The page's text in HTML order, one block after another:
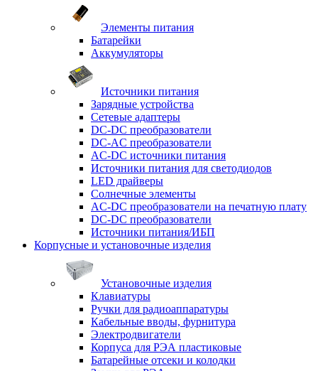
Элементы питания
Батарейки
Аккумуляторы
Источники питания
Зарядные устройства
Сетевые адаптеры
DC-DC преобразователи
DC-AC преобразователи
AC-DC источники питания
Источники питания для светодиодов
LED драйверы
Солнечные элементы
AC-DC преобразователи на печатную плату
DC-DC преобразователи
Источники питания/ИБП
Корпусные и установочные изделия
Установочные изделия
Клавиатуры
Ручки для радиоаппаратуры
Кабельные вводы, фурнитура
Электродвигатели
Корпуса для РЭА пластиковые
Батарейные отсеки и колодки